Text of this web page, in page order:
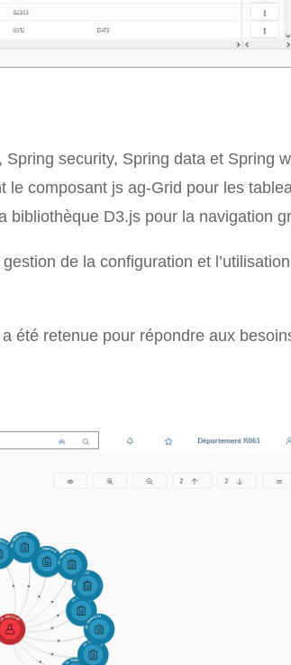
security, Spring data et Spring
le composant js ag-Grid pour les
bibliothèque D3.js pour la navigation
de la configuration et
été retenue pour répondre aux